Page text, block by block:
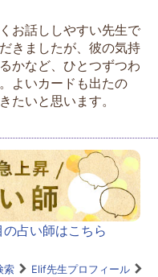
お話ししやすい先生で
きましたが、彼の気持
かなど、ひとつずつわ
よいカードも出たの
たいと思います。
占い師はこちら
索
Elif先生プロフィール